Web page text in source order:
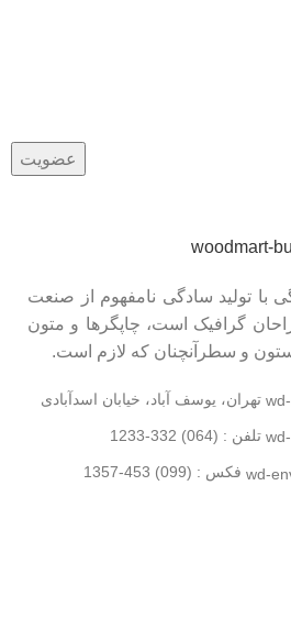
با تولید سادگی نامفهوم از صنعت
گرافیک است، چاپگرها و متون
ستون و سطرآنچنان که لازم است.
تهران، یوسف آباد، خیابان اسدآبادی
تلفن : (064) 332-1233
فکس : (099) 453-1357